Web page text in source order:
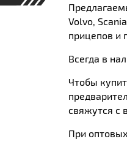
Volvo, Scania
прицепов и
Всегда в
Чтобы
свяжутся с
При